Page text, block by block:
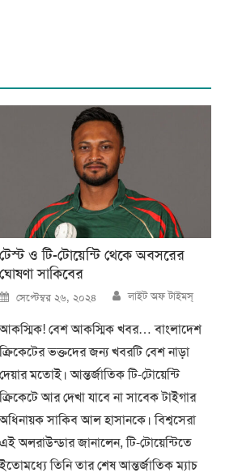
টেস্ট ও টি-টোয়েন্টি থেকে অবসরের
ঘোষণা সাকিবের
Posted
on
সেপ্টেম্বর ২৬, ২০২৪ Author
লাইট অফ টাইমস্
আকস্মিক! বেশ আকস্মিক খবর… বাংলাদেশ
ক্রিকেটের ভক্তদের জন্য খবরটি বেশ নাড়া
দেয়ার মতোই। আন্তর্জাতিক টি-টোয়েন্টি
ক্রিকেটে আর দেখা যাবে না সাবেক টাইগার
অধিনায়ক সাকিব আল হাসানকে। বিশ্বসেরা
এই অলরাউন্ডার জানালেন, টি-টোয়েন্টিতে
ইতোমধ্যে তিনি তার শেষ আন্তর্জাতিক ম্যাচ